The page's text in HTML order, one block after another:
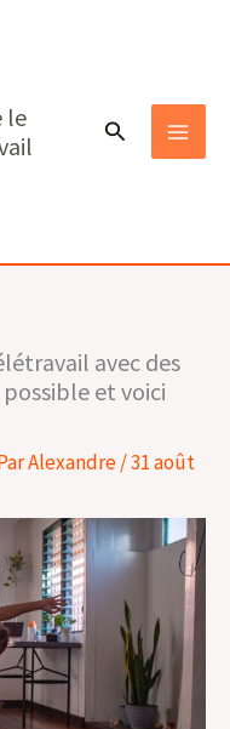
le
Rechercher
avec des
possible et voici
Alexandre/31 août